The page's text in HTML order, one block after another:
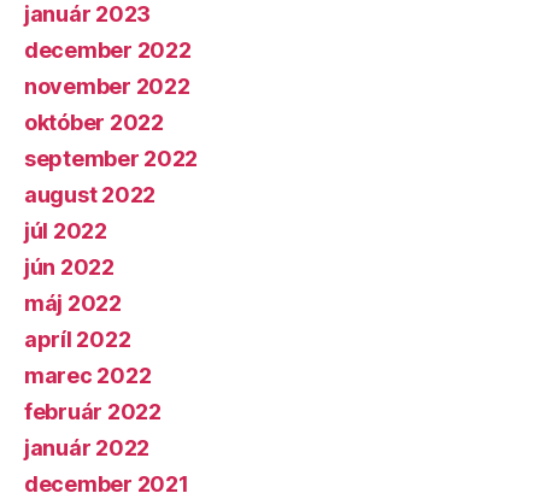
január 2023
december 2022
november 2022
október 2022
september 2022
august 2022
júl 2022
jún 2022
máj 2022
apríl 2022
marec 2022
február 2022
január 2022
december 2021